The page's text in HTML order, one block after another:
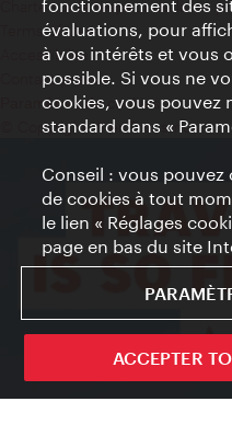
Charte sur le respect de la vie
Terms of Use
Accessibilité
Contact presse
Paramètres de cookies
© Copyright WienTourismus
fonctionnement des
évaluations, pour
à vos intérêts et vous
possible. Si vous ne
cookies, vous pouvez
standard dans «
Conseil : vous pouvez
de cookies à tout
le lien « Réglages
page en bas du site
ACCEPTER